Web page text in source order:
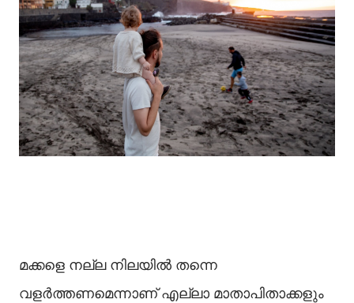
മക്കളെ നല്ല നിലയിൽ തന്നെ
വളർത്തണമെന്നാണ് എല്ലാ മാതാപിതാക്കളും